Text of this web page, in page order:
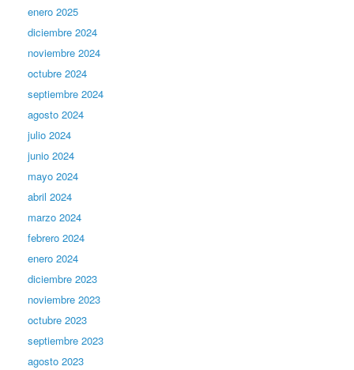
enero 2025
diciembre 2024
noviembre 2024
octubre 2024
septiembre 2024
agosto 2024
julio 2024
junio 2024
mayo 2024
abril 2024
marzo 2024
febrero 2024
enero 2024
diciembre 2023
noviembre 2023
octubre 2023
septiembre 2023
agosto 2023